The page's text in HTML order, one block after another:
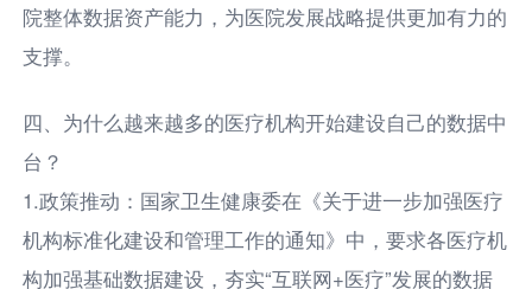
院整体数据资产能力，为医院发展战略提供更加有力的
支撑。
四、为什么越来越多的医疗机构开始建设自己的数据中
台？
1.政策推动：国家卫生健康委在《关于进一步加强医疗
机构标准化建设和管理工作的通知》中，要求各医疗机
构加强基础数据建设，夯实“互联网+医疗”发展的数据